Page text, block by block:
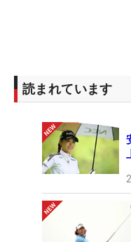
読まれています